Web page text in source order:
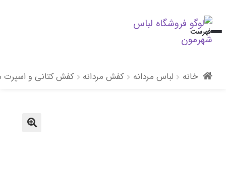
پرش
به
پرش
به
فهرست
خانه لباس مردانه کفش مردانه کفش کتانی و اسپرت